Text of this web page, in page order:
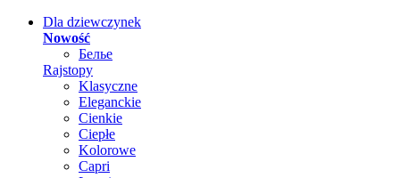
Dla dziewczynek
Nowość
Белье
Rajstopy
Klasyczne
Eleganckie
Cienkie
Ciepłe
Kolorowe
Capri